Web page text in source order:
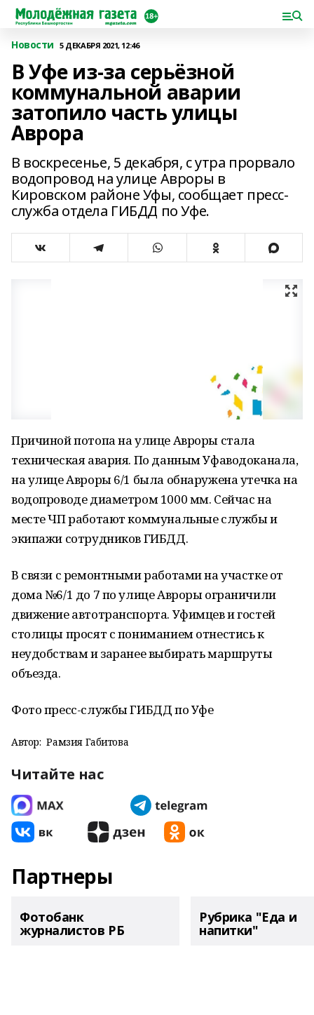
Новости 5 ДЕКАБРЯ 2021, 12:46
В Уфе из-за серьёзной
коммунальной аварии
затопило часть улицы
Аврора
В воскресенье, 5 декабря, с утра прорвало
водопровод на улице Авроры в
Кировском районе Уфы, сообщает пресс-
служба отдела ГИБДД по Уфе.
Причиной потопа на улице Авроры стала
техническая авария. По данным Уфаводоканала,
на улице Авроры 6/1 была обнаружена утечка на
водопроводе диаметром 1000 мм. Сейчас на
месте ЧП работают коммунальные службы и
экипажи сотрудников ГИБДД.
В связи с ремонтными работами на участке от
дома №6/1 до 7 по улице Авроры ограничили
движение автотранспорта. Уфимцев и гостей
столицы просят с пониманием отнестись к
неудобствам и заранее выбирать маршруты
объезда.
Фото пресс-службы ГИБДД по Уфе
Автор: Рамзия Габитова
Читайте нас
Партнеры
Фотобанк
журналистов РБ
Рубрика "Еда и
напитки"